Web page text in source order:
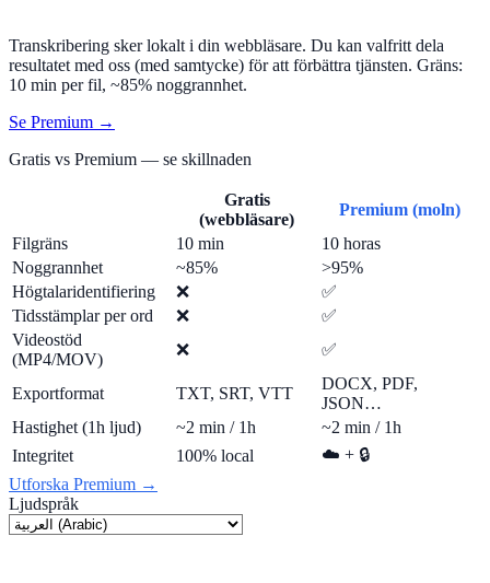
Transkribering sker lokalt i din webbläsare. Du kan valfritt dela
resultatet med oss (med samtycke) för att förbättra tjänsten. Gräns:
10 min per fil, ~85% noggrannhet.
Se Premium →
Gratis vs Premium — se skillnaden
Gratis
(webbläsare)
Premium (moln)
Filgräns
10 min
10 horas
Noggrannhet
~85%
>95%
Högtalaridentifiering
❌
✅
Tidsstämplar per ord
❌
✅
Videostöd
(MP4/MOV)
❌ ✅
Exportformat TXT, SRT, VTT
DOCX, PDF,
JSON…
Hastighet (1h ljud)
~2 min / 1h
~2 min / 1h
Integritet
100% local
☁️ + 🔒
Utforska Premium →
Ljudspråk